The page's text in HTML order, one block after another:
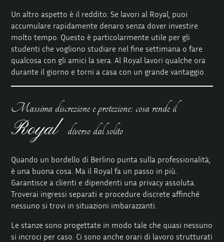
Un altro aspetto è il reddito. Se lavori al Royal, puoi
accumulare rapidamente denaro senza dover investire
molto tempo. Questo è particolarmente utile per gli
studenti che vogliono studiare nel fine settimana o fare
qualcosa con gli amici la sera. Al Royal lavori qualche ora
durante il giorno e torni a casa con un grande vantaggio.
Massima discrezione e protezione: cosa rende il
Royal diverso dal solito
Quando un bordello di Berlino punta sulla professionalità,
è una buona cosa. Ma il Royal fa un passo in più.
Garantisce a clienti e dipendenti una privacy assoluta.
Troverai ingressi separati e procedure discrete affinché
nessuno si trovi in situazioni imbarazzanti.
Le stanze sono progettate in modo tale che quasi nessuno
si incroci per caso. Ci sono anche orari di lavoro strutturati